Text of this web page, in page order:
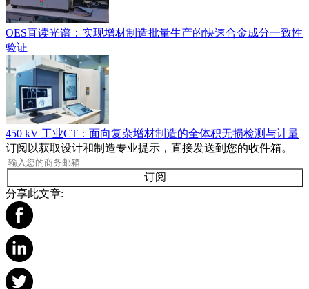
OES直读光谱：实现增材制造批量生产的快速合金成分一致性
验证
450 kV 工业CT：面向复杂增材制造的全体积无损检测与计量
订阅以获取设计和制造专业提示，直接发送到您的收件箱。
订阅
分享此文章: